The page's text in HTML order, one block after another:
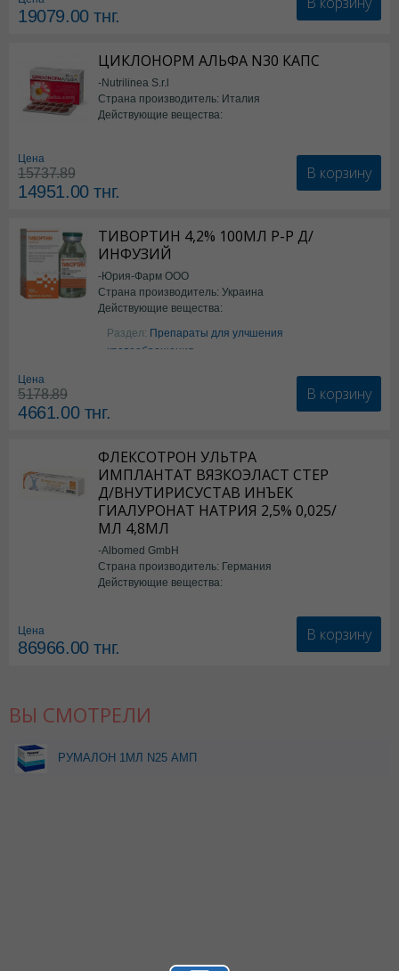
19079.00тнг.
ЦИКЛОНОРМ АЛЬФА N30 КАПС
-Nutrilinea S.r.l
Страна производитель: Италия
Действующие вещества:
Цена
15737.89
14951.00тнг.
В корзину
ТИВОРТИН 4,2% 100МЛ Р-Р Д/
ИНФУЗИЙ
-Юрия-Фарм ООО
Страна производитель: Украина
Действующие вещества:
Аргинин
Раздел: Препараты для улчшения
кровообращения
Цена
5178.89
4661.00тнг.
В корзину
ФЛЕКСОТРОН УЛЬТРА
ИМПЛАНТАТ ВЯЗКОЭЛАСТ СТЕР
Д/ВНУТИРИСУСТАВ ИНЪЕК
ГИАЛУРОНАТ НАТРИЯ 2,5% 0,025/
МЛ 4,8МЛ
-Albomed GmbH
Страна производитель: Германия
Действующие вещества:
Цена
86966.00тнг.
В корзину
ВЫ СМОТРЕЛИ
РУМАЛОН 1МЛ N25 АМП